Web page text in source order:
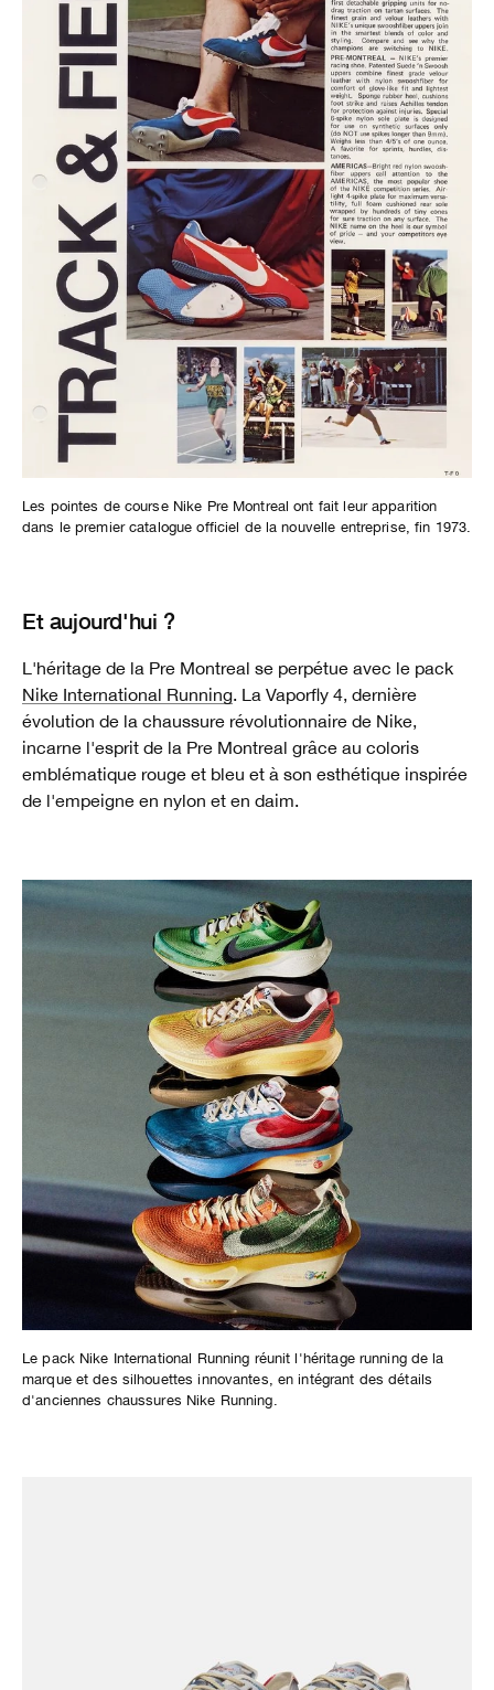
Les pointes de course Nike Pre Montreal ont fait leur apparition
dans le premier catalogue officiel de la nouvelle entreprise, fin 1973.
Et aujourd'hui ?
L'héritage de la Pre Montreal se perpétue avec le pack
Nike International Running. La Vaporfly 4, dernière
évolution de la chaussure révolutionnaire de Nike,
incarne l'esprit de la Pre Montreal grâce au coloris
emblématique rouge et bleu et à son esthétique inspirée
de l'empeigne en nylon et en daim.
Le pack Nike International Running réunit l'héritage running de la
marque et des silhouettes innovantes, en intégrant des détails
d'anciennes chaussures Nike Running.